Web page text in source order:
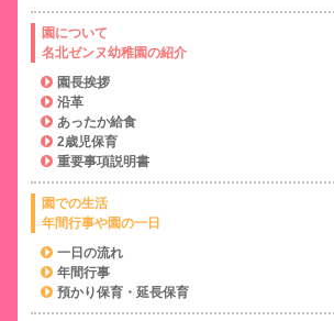
園について
名北ゼンヌ幼稚園の紹介
園長挨拶
沿革
あったか給食
2歳児保育
重要事項説明書
園での生活
年間行事や園の一日
一日の流れ
年間行事
預かり保育・延長保育